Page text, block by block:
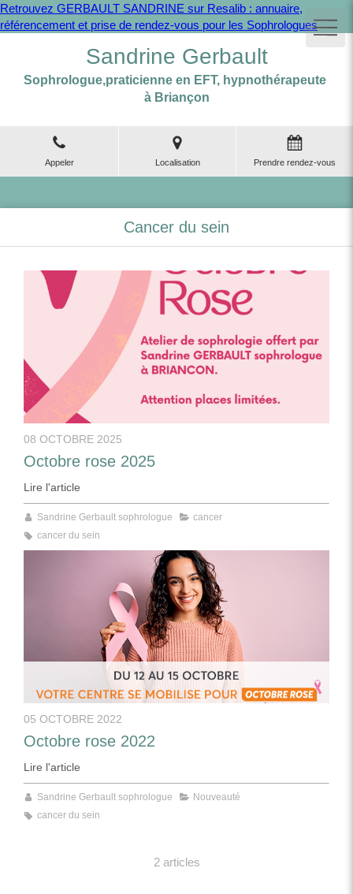
Retrouvez GERBAULT SANDRINE sur Resalib : annuaire,
référencement et prise de rendez-vous pour les Sophrologues
Sandrine Gerbault
Sophrologue,praticienne en EFT, hypnothérapeute
à Briançon
Appeler Localisation Prendre rendez-vous
Cancer du sein
08 OCTOBRE 2025
Octobre rose 2025
Lire l'article
Sandrine Gerbault sophrologue
cancer
cancer du sein
05 OCTOBRE 2022
Octobre rose 2022
Lire l'article
Sandrine Gerbault sophrologue
Nouveauté
cancer du sein
2 articles